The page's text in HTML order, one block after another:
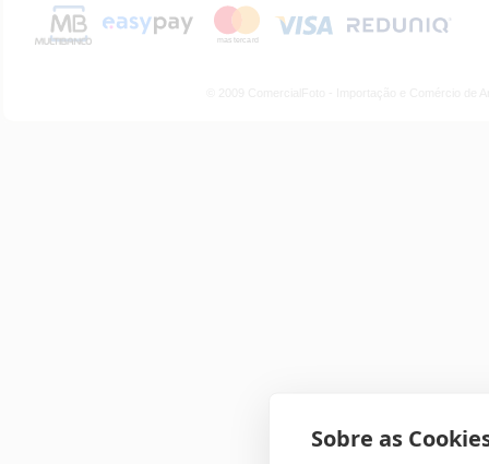
Sobre as